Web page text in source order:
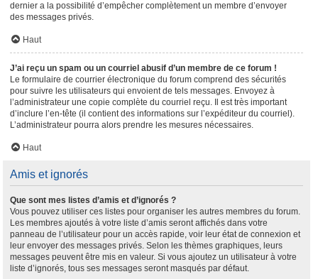
dernier a la possibilité d’empêcher complètement un membre d’envoyer
des messages privés.
Haut
J’ai reçu un spam ou un courriel abusif d’un membre de ce forum !
Le formulaire de courrier électronique du forum comprend des sécurités
pour suivre les utilisateurs qui envoient de tels messages. Envoyez à
l’administrateur une copie complète du courriel reçu. Il est très important
d’inclure l’en-tête (il contient des informations sur l’expéditeur du courriel).
L’administrateur pourra alors prendre les mesures nécessaires.
Haut
Amis et ignorés
Que sont mes listes d’amis et d’ignorés ?
Vous pouvez utiliser ces listes pour organiser les autres membres du forum.
Les membres ajoutés à votre liste d’amis seront affichés dans votre
panneau de l’utilisateur pour un accès rapide, voir leur état de connexion et
leur envoyer des messages privés. Selon les thèmes graphiques, leurs
messages peuvent être mis en valeur. Si vous ajoutez un utilisateur à votre
liste d’ignorés, tous ses messages seront masqués par défaut.